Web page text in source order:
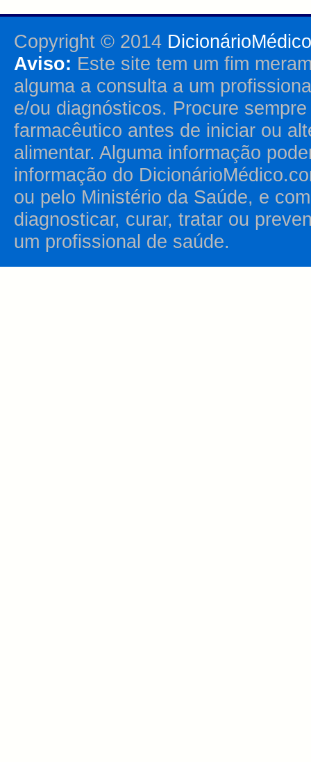
Copyright © 2014
Aviso: Este site tem um fim
alguma a consulta a um
e/ou diagnósticos. Procure
farmacêutico antes de iniciar ou
alimentar. Alguma informação
informação do
ou pelo Ministério da Saúde, e
diagnosticar, curar, tratar ou
um profissional de saúde.